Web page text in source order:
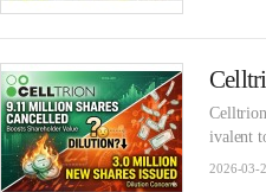
ivalent
2026-03-